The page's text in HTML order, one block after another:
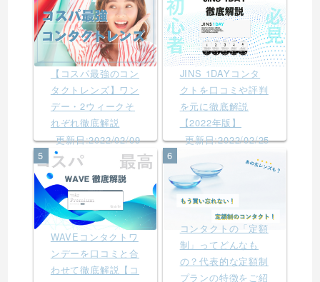
【コスパ最強のコン
タクトレンズ】ワン
デー・2ウィークそ
れぞれ徹底解説
更新日:2022/02/09
JINS 1DAYコンタ
クトを口コミや評判
を元に徹底解説
【2022年版】
更新日:2022/02/25
5
WAVEコンタクトワ
ンデーを口コミと合
わせて徹底解説【コ
6
コンタクトの「定額
制」ってどんなも
の？代表的な定額制
プランの特徴をご紹